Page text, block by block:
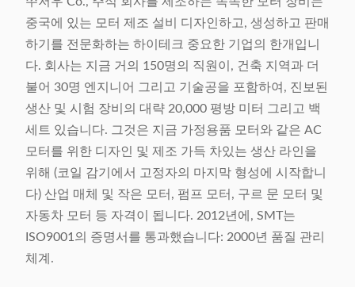
중국에 있는 모터 제조 설비 디자인하고, 생성하고 판매
하기를 전문화하는 하이테크 중요한 기업의 한개입니
다. 회사는 지금 거의 150명의 직원이, 건축 지역과 더
불어 30명 엔지니어 그리고 기술공을 포함하여, 진보된
생산 및 시험 장비의 대략 20,000 평방 미터 그리고 백
세트 있습니다. 그것은 지금 가정용품 모터와 같은 AC
모터를 위한 디자인 및 제조 가득 차있는 생산 라인을
위해 (코일 감기에서 고정자의 마지막 형성에 시작합니
다) 산업 매체 및 작은 모터, 펌프 모터, 구르 문 모터 및
자동차 모터 등 자격이 됩니다. 2012년에, SMT는
ISO9001의 증명서를 통과했습니다: 2000년 품질 관리
체계.